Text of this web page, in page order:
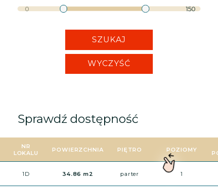
0 150
SZUKAJ
WYCZYŚĆ
Sprawdź dostępność
NR
LOKALU
POWIERZCHNIA PIĘTRO POZIOMY
1D 34.86 m2 parter 1